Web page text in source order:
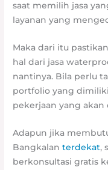
saat memilih jasa
layanan yang
Maka dari itu
hal dari jasa
nantinya. Bila perlu
portfolio yang
pekerjaan yang
Adapun jika
Bangkalanterdekat,
berkonsultasi gratis